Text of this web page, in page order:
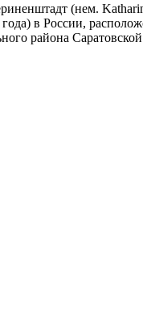
(нем.
в России,
района Саратовской